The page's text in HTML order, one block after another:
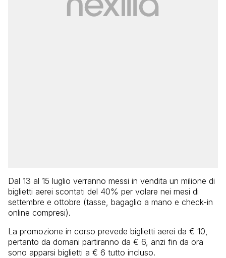
Dal 13 al 15 luglio verranno messi in vendita un milione di
biglietti aerei scontati del 40% per volare nei mesi di
settembre e ottobre (tasse, bagaglio a mano e check-in
online compresi).
La promozione in corso prevede biglietti aerei da € 10,
pertanto da domani partiranno da € 6, anzi fin da ora
sono apparsi biglietti a € 6 tutto incluso.